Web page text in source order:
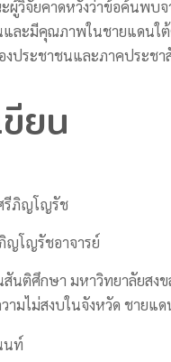
วิจัยคาดหวังว่าข้อค้นพบ
ละมีคุณภาพในชายแดนใต้
ประชาชนและภาคประชา
ยน
ญโญรัชอาจารย์
นติศึกษา มหาวิทยาลัยสง
ามไม่สงบในจังหวัด ชาย